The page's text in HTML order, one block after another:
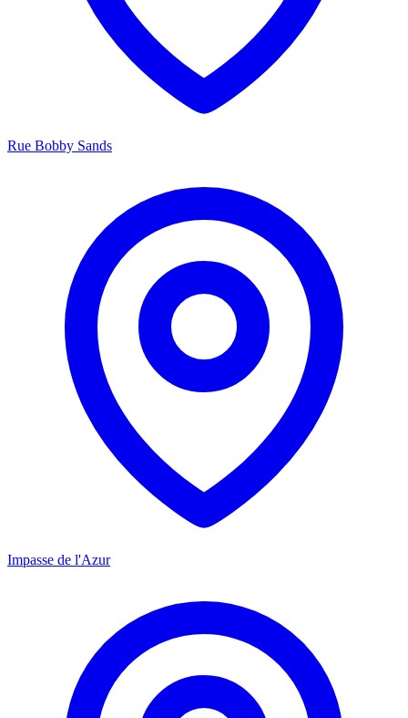
Rue Bobby Sands
Impasse de l'Azur